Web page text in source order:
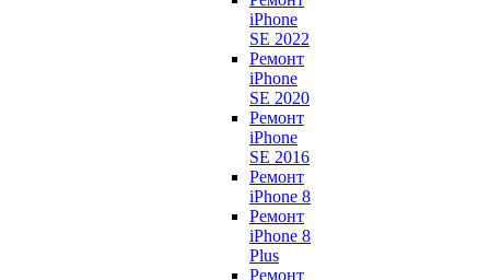
iPhone
SE 2022
Ремонт
iPhone
SE 2020
Ремонт
iPhone
SE 2016
Ремонт
iPhone 8
Ремонт
iPhone 8
Plus
Ремонт